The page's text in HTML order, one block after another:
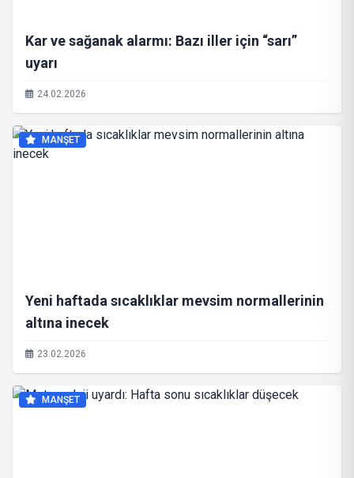
Kar ve sağanak alarmı: Bazı iller için “sarı”
uyarı
24.02.2026
MANŞET
Yeni haftada sıcaklıklar mevsim normallerinin
altına inecek
23.02.2026
MANŞET